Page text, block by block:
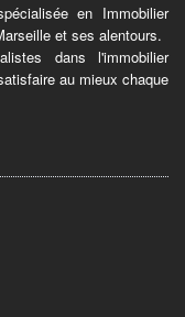
en Immobilier
et ses alentours.
dans l'immobilier
au mieux chaque